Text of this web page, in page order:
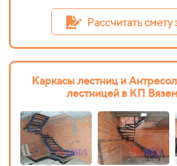
Рассчитать смету
Каркасы лестниц и
лестницей в КП